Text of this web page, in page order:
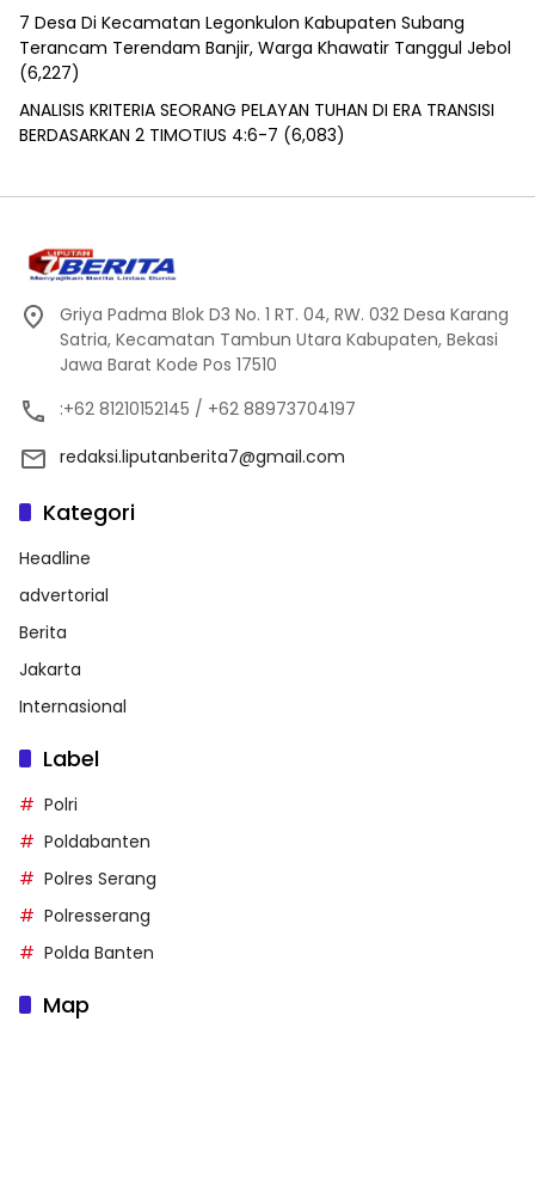
7 Desa Di Kecamatan Legonkulon Kabupaten Subang
Terancam Terendam Banjir, Warga Khawatir Tanggul Jebol
(6,227)
ANALISIS KRITERIA SEORANG PELAYAN TUHAN DI ERA TRANSISI
BERDASARKAN 2 TIMOTIUS 4:6-7 (6,083)
Griya Padma Blok D3 No. 1 RT. 04, RW. 032 Desa Karang
Satria, Kecamatan Tambun Utara Kabupaten, Bekasi
Jawa Barat Kode Pos 17510
:+62 81210152145 / +62 88973704197
redaksi.liputanberita7@gmail.com
Kategori
Headline
advertorial
Berita
Jakarta
Internasional
Label
Polri
Poldabanten
Polres Serang
Polresserang
Polda Banten
Map